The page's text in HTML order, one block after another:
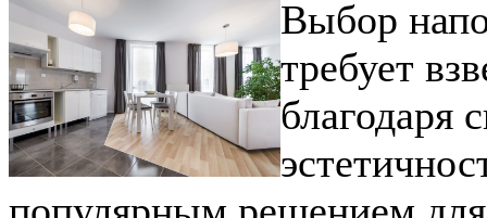
Выбор
требует
благодаря